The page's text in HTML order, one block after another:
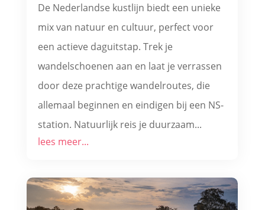
De Nederlandse kustlijn biedt een unieke
mix van natuur en cultuur, perfect voor
een actieve daguitstap. Trek je
wandelschoenen aan en laat je verrassen
door deze prachtige wandelroutes, die
allemaal beginnen en eindigen bij een NS-
station. Natuurlijk reis je duurzaam...
lees meer...